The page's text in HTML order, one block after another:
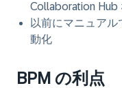
Collaboration Hub
以前にマニュア
動化
BPM の利点